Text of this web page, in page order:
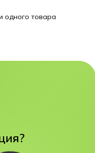
одного товара